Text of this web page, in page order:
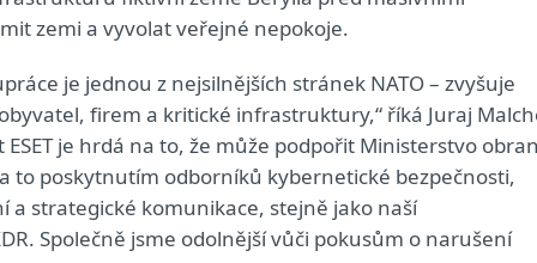
zemi a vyvolat veřejné nepokoje.
je jednou z nejsilnějších stránek NATO – zvyšuje
firem a kritické infrastruktury,“ říká Juraj
ESET je hrdá na to, že může podpořit Ministerstvo
to poskytnutím odborníků kybernetické bezpečnosti,
strategické komunikace, stejně jako naší
Společně jsme odolnější vůči pokusům o narušení